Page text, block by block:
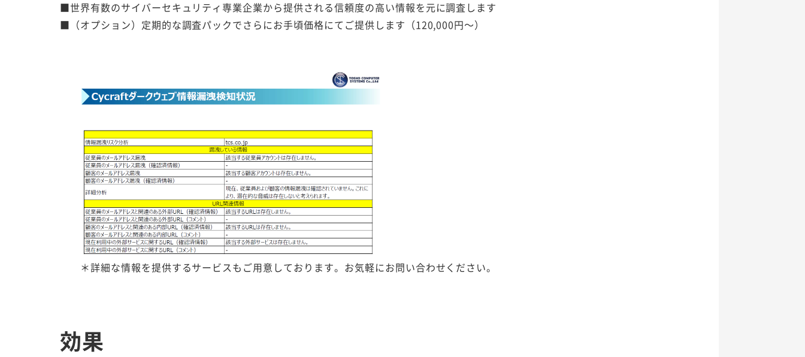
■世界有数のサイバーセキュリティ専業企業から提供される信頼度の高い情報を元に調査します
■（オプション）定期的な調査パックでさらにお手頃価格にてご提供します（120,000円～）
＊詳細な情報を提供するサービスもご用意しております。お気軽にお問い合わせください。
効果